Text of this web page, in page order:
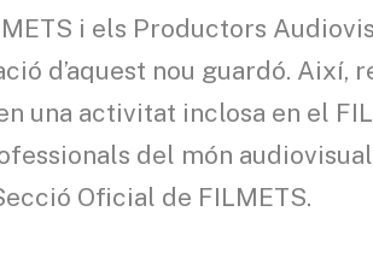
i els Productors
d’aquest nou guardó. Així,
una activitat inclosa en el
del món
Oficial de FILMETS.